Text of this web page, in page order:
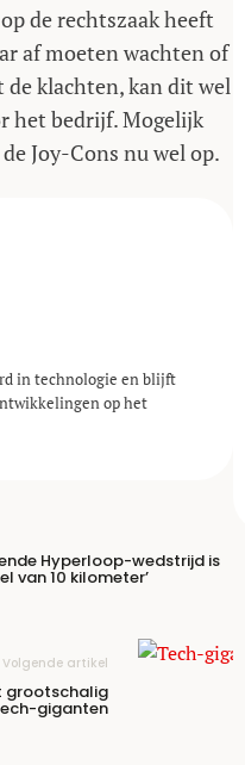
de rechtszaak heeft
af moeten wachten of
de klachten, kan dit wel
het bedrijf. Mogelijk
Joy-Cons nu wel op.
in technologie en blijft
op het
Hyperloop-wedstrijd is
van 10 kilometer’
Volgende artikel
grootschalig
giganten